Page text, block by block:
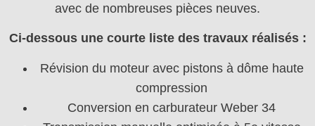
avec de nombreuses pièces neuves.
Ci-dessous une courte liste des travaux réalisés :
Révision du moteur avec pistons à dôme haute
compression
Conversion en carburateur Weber 34